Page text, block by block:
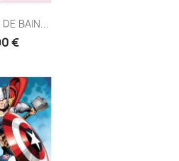
rapide
BAIN...
€